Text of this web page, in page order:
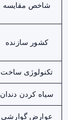
شاخص مقایسه
کشور سازنده
تکنولوژی ساخت
سیاه کردن دندان
عوارض گوارشی